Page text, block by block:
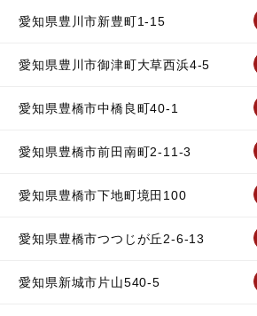
愛知県豊川市新豊町1-15
愛知県豊川市御津町大草西浜4-5
愛知県豊橋市中橋良町40-1
愛知県豊橋市前田南町2-11-3
愛知県豊橋市下地町境田100
愛知県豊橋市つつじが丘2-6-13
愛知県新城市片山540-5